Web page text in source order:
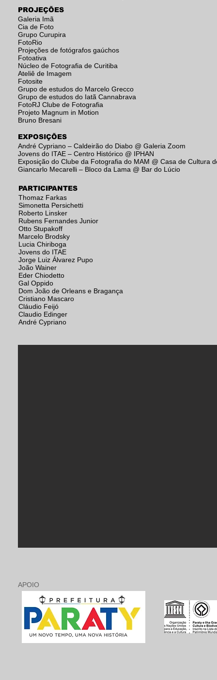
PROJEÇÕES
Galeria Imã
Cia de Foto
Grupo Curupira
FotoRio
Projeções de fotógrafos gaúchos
Fotoativa
Núcleo de Fotografia de Curitiba
Ateliê de Imagem
Fotosite
Grupo de estudos do Marcelo Grecco
Grupo de estudos do Iatã Cannabrava
FotoRJ Clube de Fotografia
Projeto Magnum in Motion
Bruno Bresani
EXPOSIÇÕES
André Cypriano – Caldeirão do Diabo @ Galeria Zoom
Jovens do ITAE – Centro Histórico @ IPHAN
Exposição do Clube da Fotografia do MAM @ Casa de Cultura
Giancarlo Mecarelli – Bloco da Lama @ Bar do Lúcio
PARTICIPANTES
Thomaz Farkas
Simonetta Persichetti
Roberto Linsker
Rubens Fernandes Junior
Otto Stupakoff
Marcelo Brodsky
Lucia Chiriboga
Jovens do ITAE
Jorge Luiz Álvarez Pupo
João Wainer
Eder Chiodetto
Gal Oppido
Dom João de Orleans e Bragança
Cristiano Mascaro
Cláudio Feijó
Claudio Edinger
André Cypriano
APOIO